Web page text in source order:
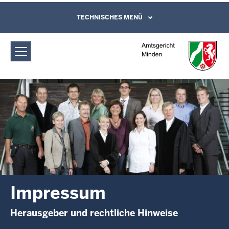
Amtsgericht Minden: Impressum
Direkt zum Inhalt
Leichte Sprache, Gebärdensprachenvideo
und Kontaktformular
TECHNISCHES MENÜ
Impressum
Herausgeber und rechtliche Hinweise